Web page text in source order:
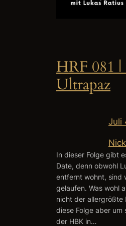
HRF 081
Ultrapaz
Juli
Nick
In dieser Folge gibt
Date, denn obwohl
entfernt wohnt, sind
gelaufen. Was wohl
nicht der allergrößte
diese Folge aber um
der HBK in…